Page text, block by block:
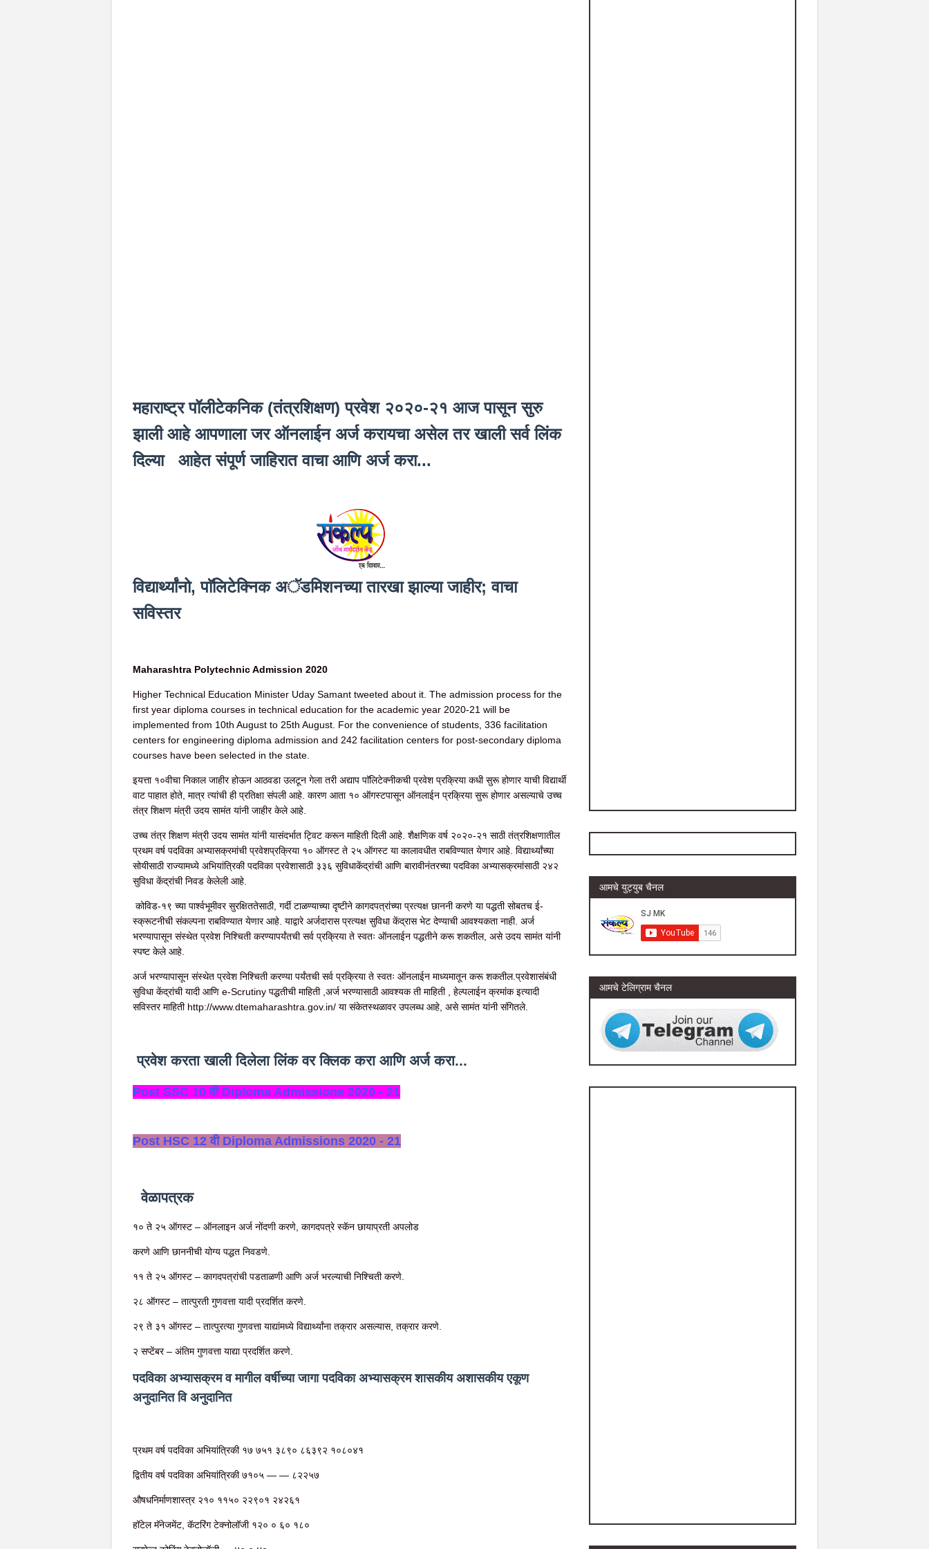
महाराष्ट्र पॉलीटेकनिक (तंत्रशिक्षण) प्रवेश २०२०-२१ आज पासून सुरु
झाली आहे आपणाला जर ऑनलाईन अर्ज करायचा असेल तर खाली सर्व लिंक
दिल्या आहेत संपूर्ण जाहिरात वाचा आणि अर्ज करा...
विद्यार्थ्यांनो, पाॅलिटेक्निक अॅडमिशनच्या तारखा झाल्या जाहीर; वाचा
सविस्तर
Maharashtra Polytechnic Admission 2020
Higher Technical Education Minister Uday Samant tweeted about it. The admission process for the
first year diploma courses in technical education for the academic year 2020-21 will be
implemented from 10th August to 25th August. For the convenience of students, 336 facilitation
centers for engineering diploma admission and 242 facilitation centers for post-secondary diploma
courses have been selected in the state.
इयत्ता १०वीचा निकाल जाहीर होऊन आठवडा उलटून गेला तरी अद्याप पाॅलिटेक्नीकची प्रवेश प्रक्रिया कधी सुरू होणार याची विद्यार्थी
वाट पाहात होते, मात्र त्यांची ही प्रतिक्षा संपली आहे. कारण आता १० ऑगस्टपासून ऑनलाईन प्रक्रिया सुरू होणार असल्याचे उच्च
तंत्र शिक्षण मंत्री उदय सामंत यांनी जाहीर केले आहे.
उच्च तंत्र शिक्षण मंत्री उदय सामंत यांनी यासंदर्भात ट्विट करून माहिती दिली आहे. शैक्षणिक वर्ष २०२०-२१ साठी तंत्रशिक्षणातील
प्रथम वर्ष पदविका अभ्यासक्रमांची प्रवेशप्रक्रिया १० ऑगस्ट ते २५ ऑगस्ट या कालावधीत राबविण्यात येणार आहे. विद्यार्थ्यांच्या
सोयीसाठी राज्यामध्ये अभियांत्रिकी पदविका प्रवेशासाठी ३३६ सुविधाकेंद्रांची आणि बारावीनंतरच्या पदविका अभ्यासक्रमांसाठी २४२
सुविधा केंद्रांची निवड केलेली आहे.
कोविड-१९ च्या पार्श्वभूमीवर सुरक्षिततेसाठी, गर्दी टाळण्याच्या दृष्टीने कागदपत्रांच्या प्रत्यक्ष छाननी करणे या पद्धती सोबतच ई-
स्क्रूटनीची संकल्पना राबविण्यात येणार आहे. याद्वारे अर्जदारास प्रत्यक्ष सुविधा केंद्रास भेट देण्याची आवश्यकता नाही. अर्ज
भरण्यापासून संस्थेत प्रवेश निश्चिती करण्यापर्यंतची सर्व प्रक्रिया ते स्वतः ऑनलाईन पद्धतीने करू शकतील, असे उदय सामंत यांनी
स्पष्ट केले आहे.
अर्ज भरण्यापासून संस्थेत प्रवेश निश्चिती करण्या पर्यंतची सर्व प्रक्रिया ते स्वतः ऑनलाईन माध्यमातून करू शकतील.प्रवेशासंबंधी
सुविधा केंद्रांची यादी आणि e-Scrutiny पद्धतीची माहिती ,अर्ज भरण्यासाठी आवश्यक ती माहिती , हेल्पलाईन क्रमांक इत्यादी
सविस्तर माहिती http://www.dtemaharashtra.gov.in/ या संकेतस्थळावर उपलब्ध आहे, असे सामंत यांनी संगितले.
प्रवेश करता खाली दिलेला लिंक वर क्लिक करा आणि अर्ज करा...
Post SSC 10 वी Diploma Admissions 2020 - 21
Post HSC 12 वी Diploma Admissions 2020 - 21
वेळापत्रक
१० ते २५ ऑगस्ट – ऑनलाइन अर्ज नोंदणी करणे, कागदपत्रे स्कॅन छायाप्रती अपलोड
करणे आणि छाननीची योग्य पद्धत निवडणे.
११ ते २५ ऑगस्ट – कागदपत्रांची पडताळणी आणि अर्ज भरल्याची निश्चिती करणे.
२८ ऑगस्ट – तात्पुरती गुणवत्ता यादी प्रदर्शित करणे.
२९ ते ३१ ऑगस्ट – तात्पुरत्या गुणवत्ता याद्यांमध्ये विद्यार्थ्यांना तक्रार असल्यास, तक्रार करणे.
२ सप्टेंबर – अंतिम गुणवत्ता याद्या प्रदर्शित करणे.
पदविका अभ्यासक्रम व मागील वर्षीच्या जागा पदविका अभ्यासक्रम शासकीय अशासकीय एकूण
अनुदानित वि अनुदानित
प्रथम वर्ष पदविका अभियांत्रिकी १७ ७५१ ३८९० ८६३९२ १०८०४१
द्वितीय वर्ष पदविका अभियांत्रिकी ७१०५ — — ८२२५७
औषधनिर्माणशास्त्र २१० ११५० २२९०१ २४२६१
हॉटेल मॅनेजमेंट, कॅटरिंग टेक्नोलॉजी १२० ० ६० १८०
आमचे युट्युब चैनल
आमचे टेलिग्राम चैनल